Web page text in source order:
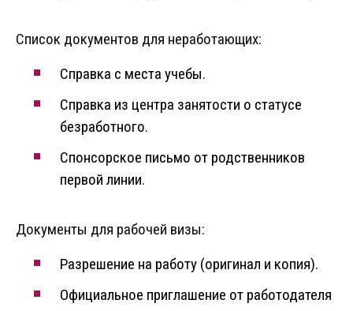
Список документов для неработающих:
Справка с места учебы.
Справка из центра занятости о статусе
безработного.
Спонсорское письмо от родственников
первой линии.
Документы для рабочей визы:
Разрешение на работу (оригинал и копия).
Официальное приглашение от работодателя